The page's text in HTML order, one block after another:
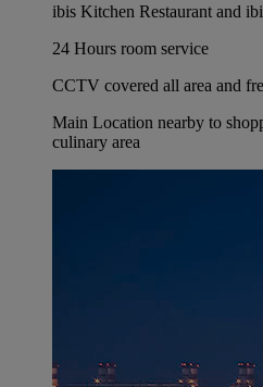
ibis Kitchen Restaurant and
24 Hours room service
CCTV covered all area and
Main Location nearby to
culinary area